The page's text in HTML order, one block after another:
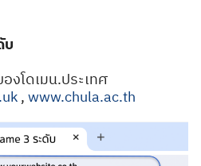
บ
งโดเมน.ประเทศ
, www.chula.ac.th